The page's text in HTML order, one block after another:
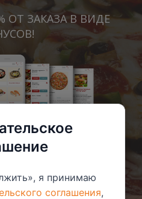
ОТ ЗАКАЗА В ВИДЕ
я принимаю
соглашения,